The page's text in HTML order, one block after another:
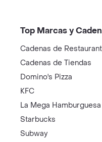
Top Marcas y
Cadenas de
Cadenas de Tiendas
Domino's Pizza
KFC
La Mega Hamburguesa
Starbucks
Subway